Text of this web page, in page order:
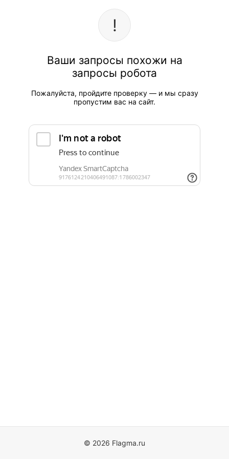
Ваши запросы похожи на
запросы робота
Пожалуйста, пройдите проверку — и мы сразу
пропустим вас на сайт.
© 2026 Flagma.ru